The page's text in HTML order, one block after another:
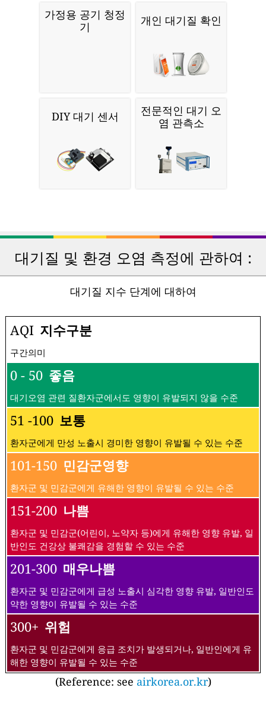
가정용 공기 청정
기
개인 대기질 확인
DIY 대기 센서
전문적인 대기 오
염 관측소
대기질 및 환경 오염 측정에 관하여 :
대기질 지수 단계에 대하여
AQI 지수구분
구간의미
0 - 50 좋음
대기오염 관련 질환자군에서도 영향이 유발되지 않을 수준
51 -100 보통
환자군에게 만성 노출시 경미한 영향이 유발될 수 있는 수준
101-150 민감군영향
환자군 및 민감군에게 유해한 영향이 유발될 수 있는 수준
151-200 나쁨
환자군 및 민감군(어린이, 노약자 등)에게 유해한 영향 유발, 일
반인도 건강상 불쾌감을 경험할 수 있는 수준
201-300 매우나쁨
환자군 및 민감군에게 급성 노출시 심각한 영향 유발, 일반인도
약한 영향이 유발될 수 있는 수준
300+ 위험
환자군 및 민감군에게 응급 조치가 발생되거나, 일반인에게 유
해한 영향이 유발될 수 있는 수준
(Reference: see airkorea.or.kr)